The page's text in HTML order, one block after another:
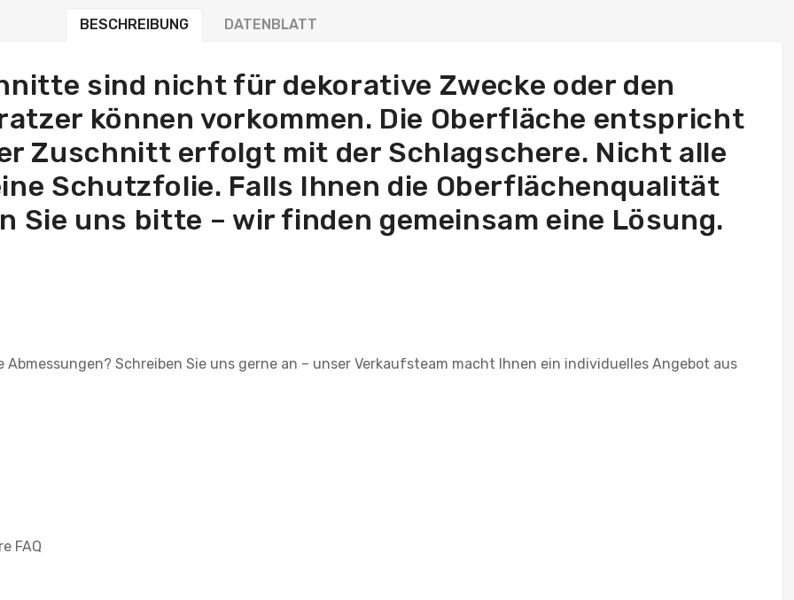
BESCHREIBUNG DATENBLATT
sind nicht für dekorative Zwecke oder den
können vorkommen. Die Oberfläche entspricht
Zuschnitt erfolgt mit der Schlagschere. Nicht alle
Schutzfolie. Falls Ihnen die Oberflächenqualität
uns bitte – wir finden gemeinsam eine Lösung.
Schreiben Sie uns gerne an – unser Verkaufsteam macht Ihnen ein individuelles Angebot aus
FAQ